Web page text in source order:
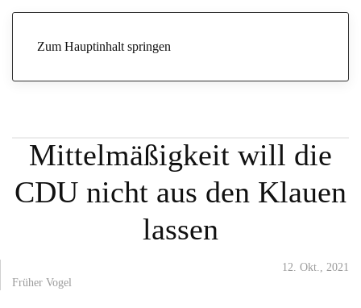
Zum Hauptinhalt springen
will die CDU nicht aus den Klauen lassen
Mittelmäßigkeit will die
CDU nicht aus den Klauen
lassen
12. Okt., 2021
Früher Vogel